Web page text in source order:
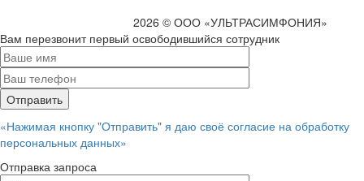
2026 © ООО «УЛЬТРАСИМФОНИЯ»
Вам перезвонит первый освободившийся сотрудник
«Нажимая кнопку "Отправить" я даю своё согласие на обработку
персональных данных»
Отправка запроса